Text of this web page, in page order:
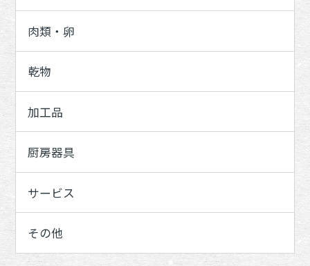
肉類・卵
乾物
加工品
厨房器具
サービス
その他